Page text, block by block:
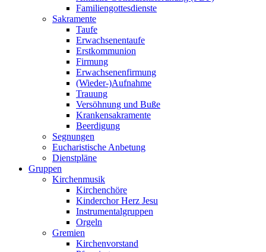
Familiengottesdienste
Sakramente
Taufe
Erwachsenentaufe
Erstkommunion
Firmung
Erwachsenenfirmung
(Wieder-)Aufnahme
Trauung
Versöhnung und Buße
Krankensakramente
Beerdigung
Segnungen
Eucharistische Anbetung
Dienstpläne
Gruppen
Kirchenmusik
Kirchenchöre
Kinderchor Herz Jesu
Instrumentalgruppen
Orgeln
Gremien
Kirchenvorstand